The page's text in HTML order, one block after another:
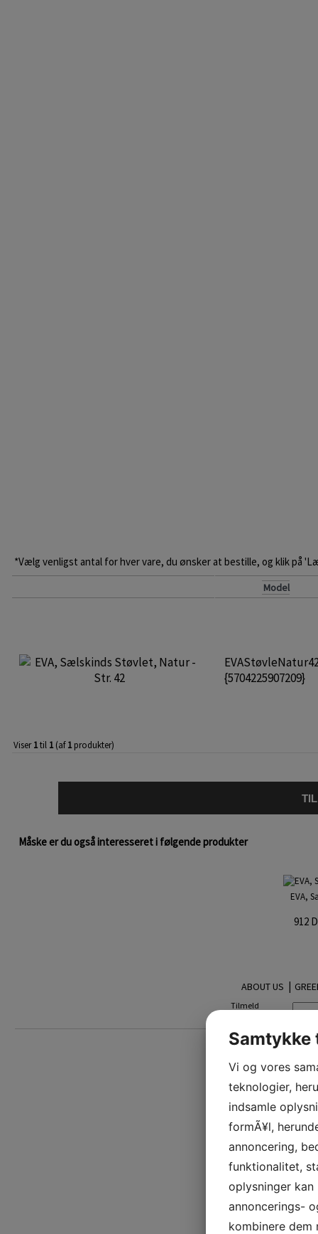
*Vælg venligst antal for hver vare, du ønsker at bestille, og klik på
Model
{5704225907209}
Viser1til 1(af1produkter)
Måske er du også interesseret i følgende produkter
EVA,
912
ABOUT US |
Tilmeld
Vi og vores
teknologier,
indsamle
formÃ¥l,
annoncering,
funktionalitet,
oplysninger
annoncerings-
kombinere dem